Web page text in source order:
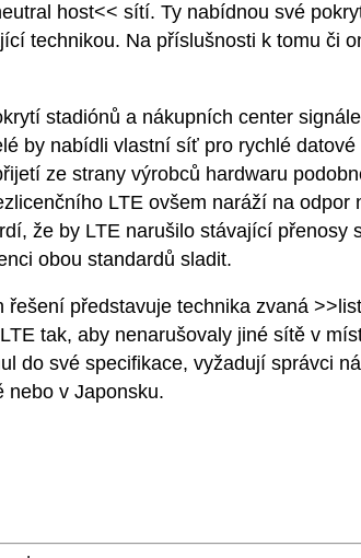
host<< sítí. Ty nabídnou své
technikou. Na příslušnosti k tomu či
stadiónů a nákupních center
by nabídli vlastní síť pro rychlé
ze strany výrobců hardwaru
LTE ovšem naráží na odpor
že by LTE narušilo stávající přenosy
obou standardů sladit.
řešení představuje technika zvaná
tak, aby nenarušovaly jiné sítě v
do své specifikace, vyžadují správci
nebo v Japonsku.